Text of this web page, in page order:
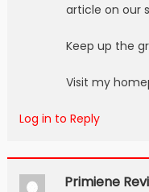
article on our
Keep up the
Visit my
Log in to Reply
Primiene